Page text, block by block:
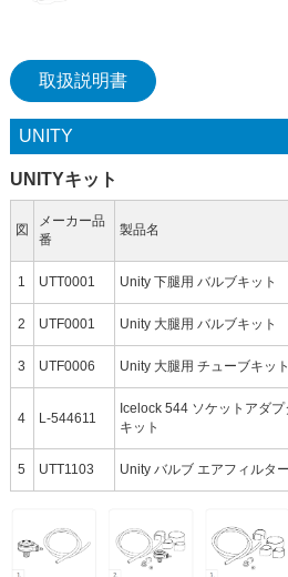
取扱説明書
UNITY
UNITYキット
図
メーカー品
番
製品名
1 UTT0001 Unity 下腿用 バルブキット
2 UTF0001 Unity 大腿用 バルブキット
3 UTF0006 Unity 大腿用 チューブキット
4 L-544611
Icelock 544 ソケットアダプ
キット
5 UTT1103 Unity バルブ エアフィルタ